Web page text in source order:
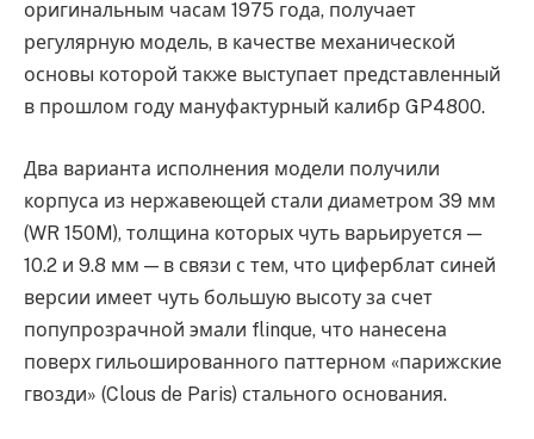
оригинальным часам 1975 года, получает
регулярную модель, в качестве механической
основы которой также выступает представленный
в прошлом году мануфактурный калибр GP4800.
Два варианта исполнения модели получили
корпуса из нержавеющей стали диаметром 39 мм
(WR 150M), толщина которых чуть варьируется —
10.2 и 9.8 мм — в связи с тем, что циферблат синей
версии имеет чуть большую высоту за счет
попупрозрачной эмали flinque, что нанесена
поверх гильошированного паттерном «парижские
гвозди» (Clous de Paris) стального основания.